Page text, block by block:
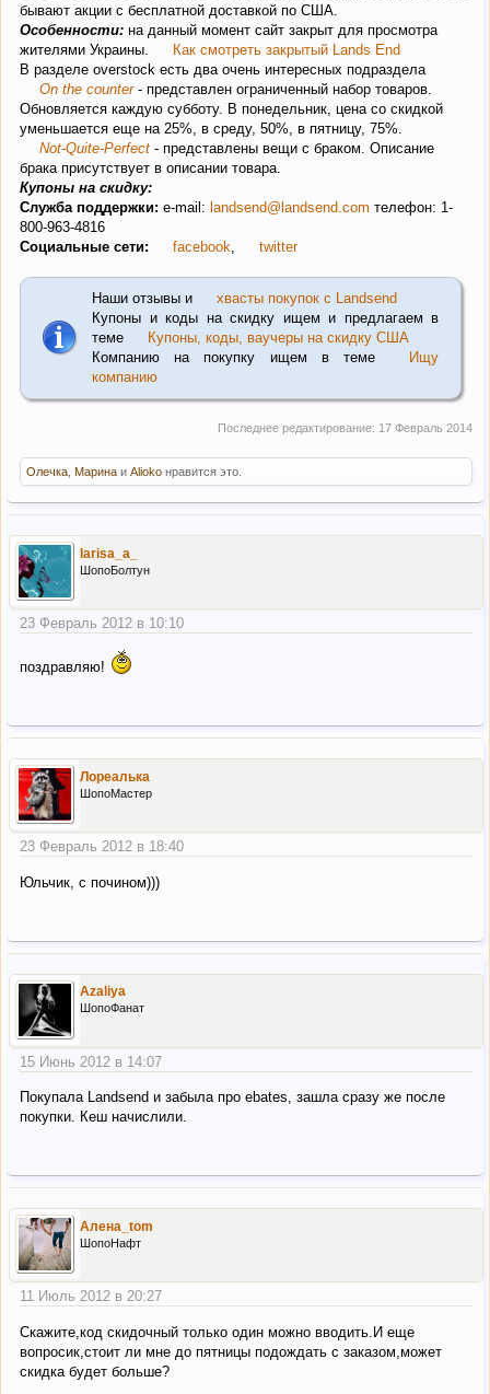
бывают акции с бесплатной доставкой по США.
Особенности: на данный момент сайт закрыт для просмотра
жителями Украины.
Как смотреть закрытый Lands End
В разделе overstock есть два очень интересных подраздела
On the counter- представлен ограниченный набор товаров.
Обновляется каждую субботу. В понедельник, цена со скидкой
уменьшается еще на 25%, в среду, 50%, в пятницу, 75%.
Not-Quite-Perfect - представлены вещи с браком. Описание
брака присутствует в описании товара.
Купоны на скидку:
Служба поддержки: e-mail: landsend@landsend.com телефон: 1-
800-963-4816
Социальные сети:
facebook twitter
Наши отзывы и
хвасты покупок с Landsend
Купоны и коды на скидку ищем и предлагаем в
теме
Купоны, коды, ваучеры на скидку США
Компанию на покупку ищем в теме
Ищу
компанию
Последнее редактирование: 17 Февраль 2014
Олечка Марина и Alioko нравится это.
larisa_a_
ШопоБолтун
23 Февраль 2012 в 10:10
поздравляю!
Лореалька
ШопоМастер
23 Февраль 2012 в 18:40
Юльчик, с почином)))
Azaliya
ШопоФанат
15 Июнь 2012 в 14:07
Покупала Landsend и забыла про ebates, зашла сразу же после
покупки. Кеш начислили.
Алена_tom
ШопоНафт
11 Июль 2012 в 20:27
Скажите,код скидочный только один можно вводить.И еще
вопросик,стоит ли мне до пятницы подождать с заказом,может
скидка будет больше?